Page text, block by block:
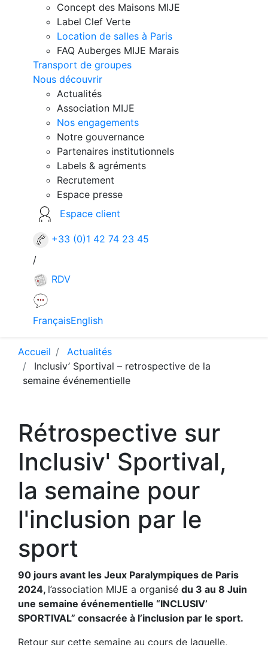
Concept des Maisons MIJE
Label Clef Verte
Location de salles à Paris
FAQ Auberges MIJE Marais
Transport de groupes
Nous découvrir
Actualités
Association MIJE
Nos engagements
Notre gouvernance
Partenaires institutionnels
Labels & agréments
Recrutement
Espace presse
Espace client
+33 (0)1 42 74 23 45
/
RDV
FrançaisEnglish
Accueil
Actualités
Inclusiv’ Sportival – retrospective de la
semaine événementielle
Rétrospective sur
Inclusiv' Sportival,
la semaine pour
l'inclusion par le
sport
90 jours avant les Jeux Paralympiques de Paris
2024, l’association MIJE a organisé du 3 au 8 Juin
une semaine événementielle “INCLUSIV’
SPORTIVAL” consacrée à l’inclusion par le sport.
Retour sur cette semaine au cours de laquelle,